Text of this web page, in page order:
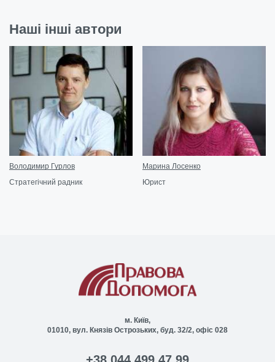
Наші інші автори
Володимир Гурлов
Стратегічний радник
Марина Лосенко
Юрист
м. Київ,
01010, вул. Князів Острозьких, буд. 32/2, офіс 028